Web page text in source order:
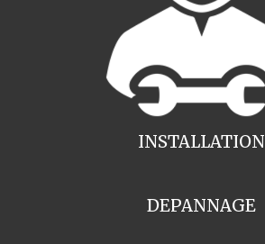
INSTALLATION
DEPANNAGE